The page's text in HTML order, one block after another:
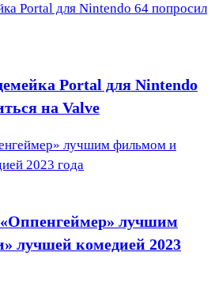
Portal для Nintendo 64 попросил
Portal для Nintendo
на Valve
лучшим фильмом и
2023 года
лучшим
лучшей комедией 2023